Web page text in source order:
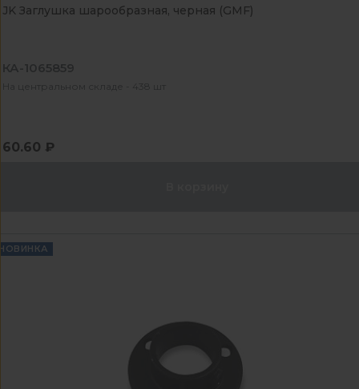
JK Заглушка шарообразная, черная (GMF)
КА-1065859
На центральном складе - 438 шт
60.60 ₽